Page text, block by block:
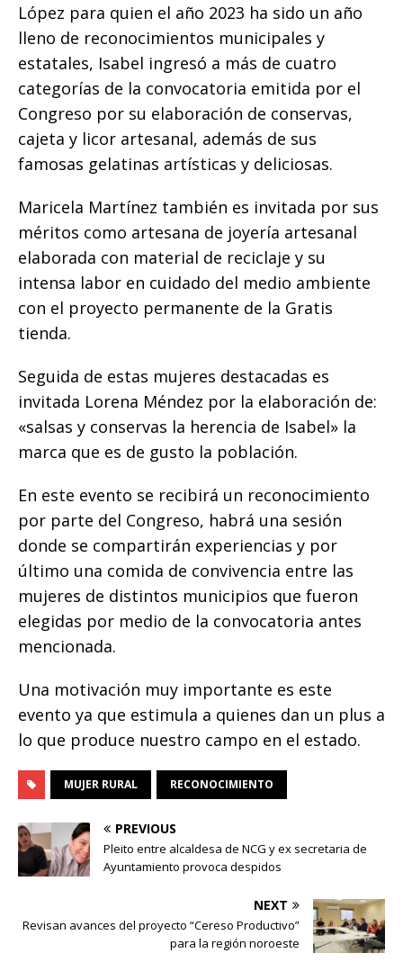
López para quien el año 2023 ha sido un año
lleno de reconocimientos municipales y
estatales, Isabel ingresó a más de cuatro
categorías de la convocatoria emitida por el
Congreso por su elaboración de conservas,
cajeta y licor artesanal, además de sus
famosas gelatinas artísticas y deliciosas.
Maricela Martínez también es invitada por sus
méritos como artesana de joyería artesanal
elaborada con material de reciclaje y su
intensa labor en cuidado del medio ambiente
con el proyecto permanente de la Gratis
tienda.
Seguida de estas mujeres destacadas es
invitada Lorena Méndez por la elaboración de:
«salsas y conservas la herencia de Isabel» la
marca que es de gusto la población.
En este evento se recibirá un reconocimiento
por parte del Congreso, habrá una sesión
donde se compartirán experiencias y por
último una comida de convivencia entre las
mujeres de distintos municipios que fueron
elegidas por medio de la convocatoria antes
mencionada.
Una motivación muy importante es este
evento ya que estimula a quienes dan un plus a
lo que produce nuestro campo en el estado.
MUJER RURAL RECONOCIMIENTO
PREVIOUS
Pleito entre alcaldesa de NCG y ex secretaria de
Ayuntamiento provoca despidos
NEXT
Revisan avances del proyecto “Cereso Productivo”
para la región noroeste